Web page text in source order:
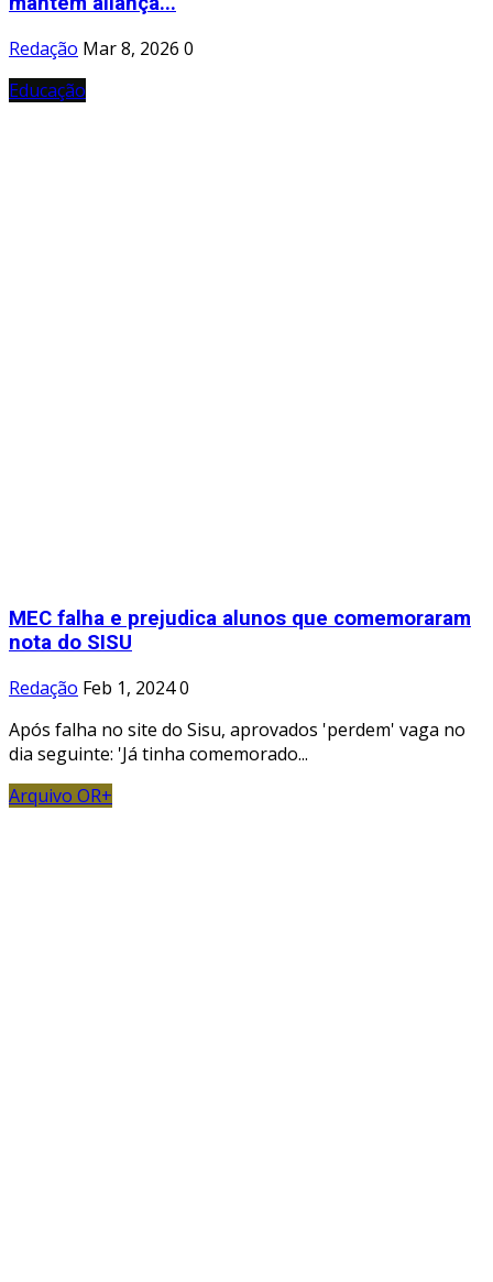
Redação Mar 8, 2026 0
Educação
MEC falha e prejudica alunos que comemoraram
nota do SISU
Redação Feb 1, 20240
Após falha no site do Sisu, aprovados 'perdem' vaga no
dia seguinte: 'Já tinha comemorado...
Arquivo OR+